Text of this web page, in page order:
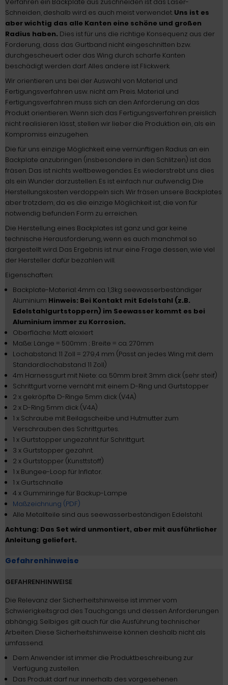
Schneiden, deshalb wird es auch meist verwendet. Uns ist es
aber wichtig das alle Kanten eine schöne und großen
Radius haben. Dies ist für uns die richtige Konsequenz aus der
Forderung, dass das Gurtband nicht eingeschnitten bzw.
durchgescheuert oder das Wing durch scharfe Kanten
beschädigt werden darf. Alles andere ist Flickwerk.
Wir orientieren uns bei der Auswahl von Material und
Fertigungsverfahren usw. nicht am Preis. Material und
Fertigungsverfahren muss sich an den Anforderung an das
Produkt orientieren. Wenn sich das Fertigungsverfahren preislich
nicht realisieren lässt, stellen wir lieber die Produktion ein, als ein
Kompromiss einzugehen.
Die für uns einzige Möglichkeit eine vernünftigen Radius an ein
Backplate anzubringen (insbesondere in den Schlitzen) ist das
fräsen. Das ist nichts weltbewegendes. Es wiederstrebt uns dies
als ein Wunder darzustellen. Es ist einfach nur aufwendig. Die
Herstellungskosten verdoppeln sich. Wir fräsen unsere Backplates
aber trotzdem, da es die einzige Möglichkeit ist, die von für
notwendig befunden Form zu erreichen.
Die Herstellung eines Backplates ist ganz und gar keine
technische Herausforderung, wenn es auch manchmal so
dargestellt wird. Das Ergebnis ist nur eine Frage dessen, wie viel
der Hersteller dafür bezahlen will.
Eigenschaften:
Backplate-Material: 4mm ca. 1,3kg seewasserbeständiger
Aluminium Hinweis: Bei Kontakt mit Edelstahl (z.B.
Edelstahlgurtstoppern) im Seewasser kommt es bei
Aluminium immer zu Korrosion.
Oberfläche: Matt eloxiert
Maße: Länge = 500mm ; Breite = ca. 270mm
Lochabstand: 11 Zoll = 279,4 mm (Passt an jedes Wing mit dem
Standardlochabstand 11 Zoll)
4m Harnessgurt mit Niete: ca. 50mm breit 3mm dick (sehr steif)
Schrittgurt vorne vernäht mit einem D-Ring und Gurtstopper
2 x gekröpfte D-Ringe 5mm dick (V4A)
2 x D-Ring 5mm dick (V4A)
1 x Schraube mit Beilagscheibe und Hutmutter zum
Verschrauben des Schrittgurtes.
1 x Gurtstopper ungezahnt für Schrittgurt.
3 x Gurtstopper gezahnt.
2 x Gurtstopper (Kunsttstoff)
1 x Bungee-Loop für Inflator.
1 x Gurtschnalle
4 x Gummiringe für Backup-Lampe
Maßzeichnung (PDF)
Alle Metallteile sind aus seewasserbeständigen Edelstahl.
Achtung: Das Set wird unmontiert, aber mit ausführlicher
Anleitung geliefert.
Gefahrenhinweise
GEFAHRENHINWEISE
Die Relevanz der Sicherheitshinweise ist immer vom
Schwierigkeitsgrad des Tauchgangs und dessen Anforderungen
abhängig. Selbiges gilt auch für die Ausführung technischer
Arbeiten. Diese Sicherheitshinweise können deshalb nicht als
umfassend.
Dem Anwender ist immer die Produktbeschreibung zur
Verfügung zustellen.
Das Produkt darf nur innerhalb des vorgesehenen